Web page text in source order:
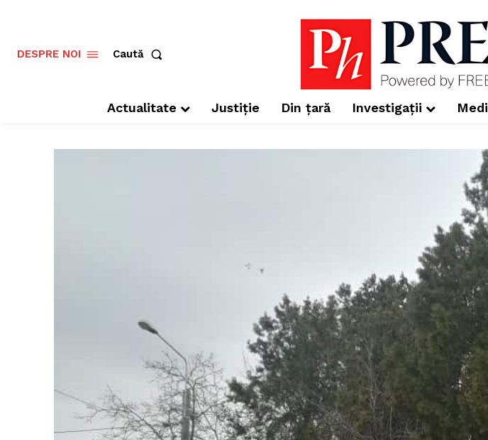
DESPRE NOI Caută
Actualitate Justiție Din țară Investigații